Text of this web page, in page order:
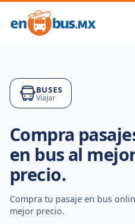
Gestión
boletos
Servicio
al
cliente
IDIOMA
Mi
Viajes
Cupones
Mis
Viajeros
BUSES
Viajar
Compra
en bus al
precio.
Compra tu pasaje en bus
mejor precio.